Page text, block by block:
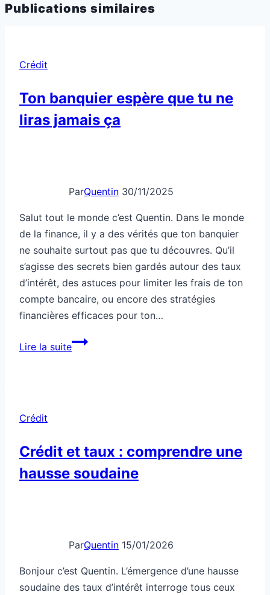
Publications similaires
Crédit
Ton banquier espère que tu ne
liras jamais ça
ParQuentin 30/11/2025
Salut tout le monde c’est Quentin. Dans le monde
de la finance, il y a des vérités que ton banquier
ne souhaite surtout pas que tu découvres. Qu’il
s’agisse des secrets bien gardés autour des taux
d’intérêt, des astuces pour limiter les frais de ton
compte bancaire, ou encore des stratégies
financières efficaces pour ton…
Lire la suiteTon
jamais
ça
Crédit
Crédit et taux : comprendre une
hausse soudaine
ParQuentin 15/01/2026
Bonjour c’est Quentin. L’émergence d’une hausse
soudaine des taux d’intérêt interroge tous ceux